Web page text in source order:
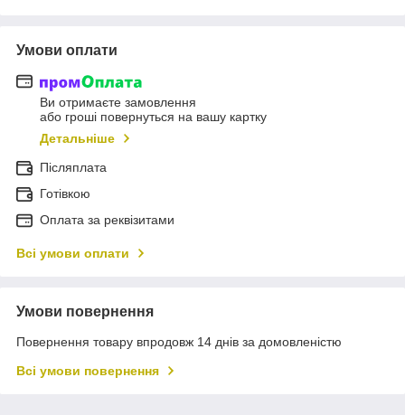
Умови оплати
Ви отримаєте замовлення
або гроші повернуться на вашу картку
Детальніше
Післяплата
Готівкою
Оплата за реквізитами
Всі умови оплати
Умови повернення
Повернення товару впродовж 14 днів за домовленістю
Всі умови повернення